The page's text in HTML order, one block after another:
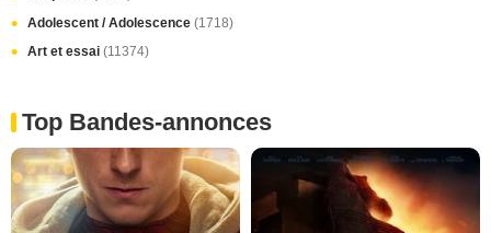
Adolescent / Adolescence (1718)
Art et essai (11374)
Top Bandes-annonces